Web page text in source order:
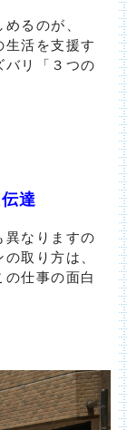
るのが、
生活を支援す
バリ「３つの
達
なりますの
取り方は、
仕事の面白